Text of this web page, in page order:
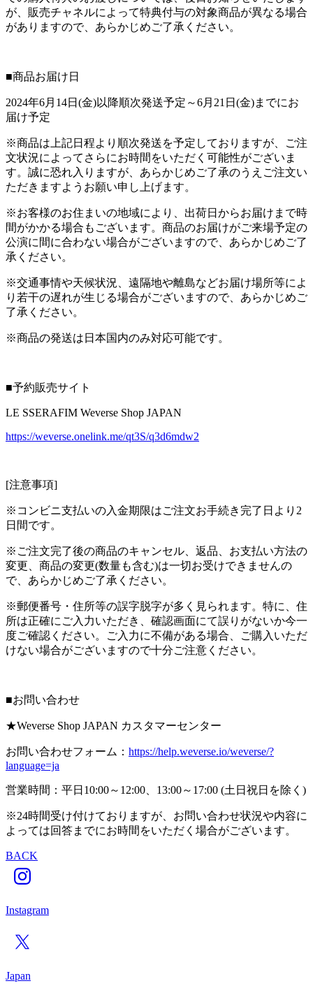
が、販売チャネルによって特典付与の対象商品が異なる場合
がありますので、あらかじめご了承ください。
■商品お届け日
2024年6月14日(金)以降順次発送予定～6月21日(金)までにお
届け予定
※商品は上記日程より順次発送を予定しておりますが、ご注
文状況によってさらにお時間をいただく可能性がございま
す。誠に恐れ入りますが、あらかじめご了承のうえご注文い
ただきますようお願い申し上げます。
※お客様のお住まいの地域により、出荷日からお届けまで時
間がかかる場合もございます。商品のお届けがご来場予定の
公演に間に合わない場合がございますので、あらかじめご了
承ください。
※交通事情や天候状況、遠隔地や離島などお届け場所等によ
り若干の遅れが生じる場合がございますので、あらかじめご
了承ください。
※商品の発送は日本国内のみ対応可能です。
■予約販売サイト
LE SSERAFIM Weverse Shop JAPAN
https://weverse.onelink.me/qt3S/q3d6mdw2
[注意事項]
※コンビニ支払いの入金期限はご注文お手続き完了日より2
日間です。
※ご注文完了後の商品のキャンセル、返品、お支払い方法の
変更、商品の変更(数量も含む)は一切お受けできませんの
で、あらかじめご了承ください。
※郵便番号・住所等の誤字脱字が多く見られます。特に、住
所は正確にご入力いただき、確認画面にて誤りがないか今一
度ご確認ください。ご入力に不備がある場合、ご購入いただ
けない場合がございますので十分ご注意ください。
■お問い合わせ
★Weverse Shop JAPAN カスタマーセンター
お問い合わせフォーム： https://help.weverse.io/weverse/?
language=ja
営業時間：平日10:00～12:00、13:00～17:00 (土日祝日を除く)
※24時間受け付けておりますが、お問い合わせ状況や内容に
よっては回答までにお時間をいただく場合がございます。
BACK
Instagram
Japan